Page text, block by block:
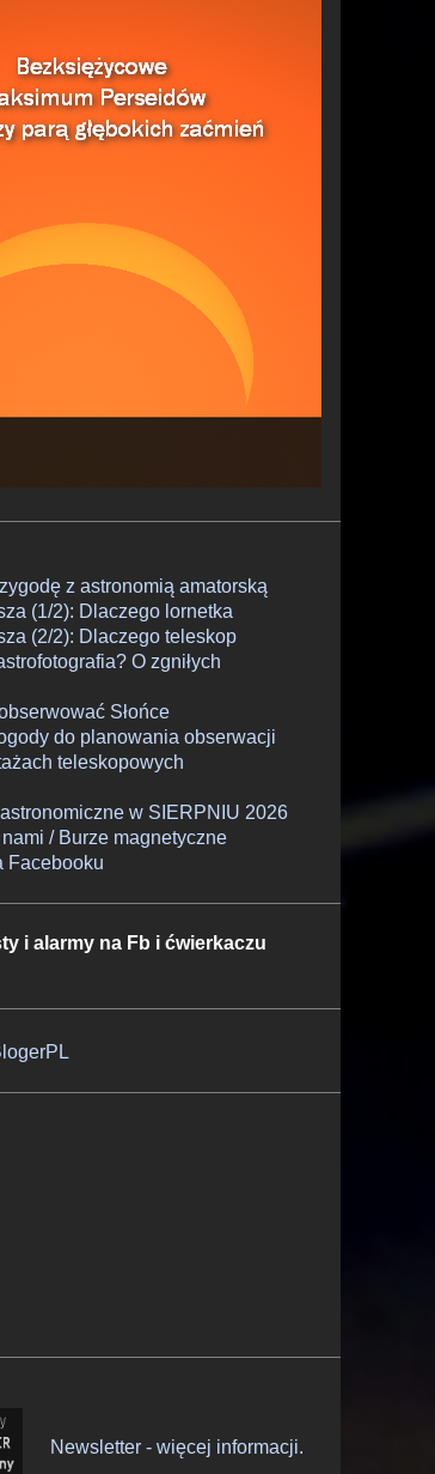
z astronomią amatorską
(1/2): Dlaczego lornetka
(2/2): Dlaczego teleskop
O zgniłych
Słońce
do planowania obserwacji
teleskopowych
w SIERPNIU 2026
/ Burze magnetyczne
Facebooku
i alarmy na Fb i ćwierkaczu
Newsletter - więcej informacji.